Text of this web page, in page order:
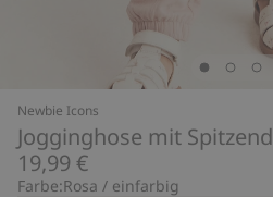
Newbie Icons
Jogginghose mit
19,99 €
Farbe:Rosa / einfarbig